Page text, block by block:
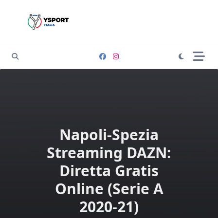
Napoli-Spezia
Streaming DAZN:
Diretta Gratis
Online (Serie A
2020-21)